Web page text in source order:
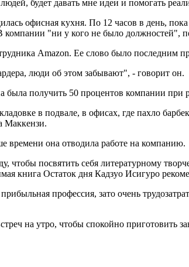
будет давать мне идеи и помогать
офисная кухня. По 12 часов в день,
компании "ни у кого не было должностей",
Amazon. Ее слово было последним
люди об этом забывают", - говорит он.
получить 50 процентов компании при
в подвале, в офисах, где пахло
Маккензи.
времени она отводила работе на компанию.
чтобы посвятить себя литературному
книга Остаток дня Кадзуо Исигуро
профессия, зато очень
на утро, чтобы спокойно приготовить